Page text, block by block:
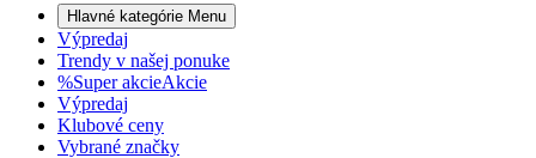
Hlavné kategórie Menu
Výpredaj
Trendy v našej ponuke
%Super akcieAkcie
Výpredaj
Klubové ceny
Vybrané značky